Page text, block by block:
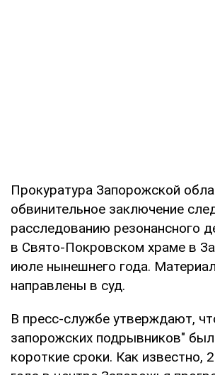
Прокуратура Запорожской
обвинительное заключение
расследованию резонансного
в Свято-Покровском храме в
июле нынешнего года.
направлены в суд.
В пресс-службе утверждают,
запорожских подрывников"
короткие сроки. Как известно,